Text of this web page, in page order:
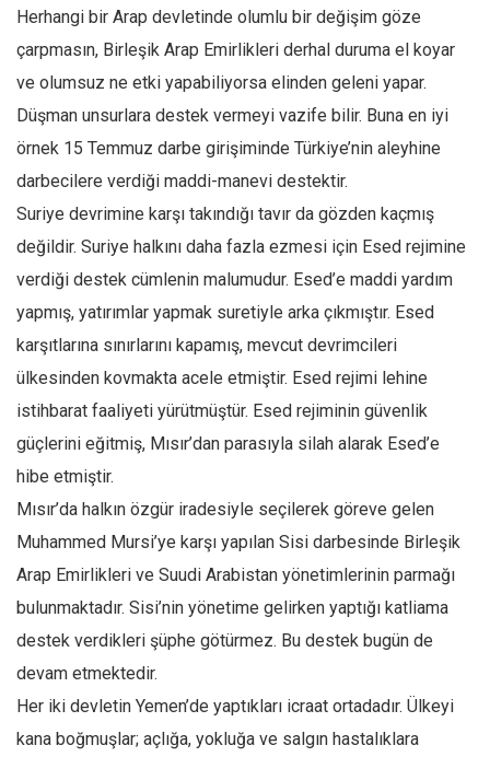
YouTube
Editörden
Mahmut Toptaş
Yvonne Ridley
Barış Tarımcıoğlu
Ömer Kayani
Yusuf Armağan
Hasanali Yıldırım
Leyla Şerif Emin
Selçuk Türkyılmaz
Mehmet Ali Tekin
Amina S. Jenenkovic
Bağdagül Öz
Esra Elönü
» Yazar arşivi
Bu Sayı
Herhangi bir Arap devletinde olumlu bir değişim göze
çarpmasın, Birleşik Arap Emirlikleri derhal duruma el koyar
ve olumsuz ne etki yapabiliyorsa elinden geleni yapar.
Düşman unsurlara destek vermeyi vazife bilir. Buna en iyi
örnek 15 Temmuz darbe girişiminde Türkiye’nin aleyhine
darbecilere verdiği maddi-manevi destektir.
Suriye devrimine karşı takındığı tavır da gözden kaçmış
değildir. Suriye halkını daha fazla ezmesi için Esed rejimine
verdiği destek cümlenin malumudur. Esed’e maddi yardım
yapmış, yatırımlar yapmak suretiyle arka çıkmıştır. Esed
karşıtlarına sınırlarını kapamış, mevcut devrimcileri
ülkesinden kovmakta acele etmiştir. Esed rejimi lehine
istihbarat faaliyeti yürütmüştür. Esed rejiminin güvenlik
güçlerini eğitmiş, Mısır’dan parasıyla silah alarak Esed’e
hibe etmiştir.
Mısır’da halkın özgür iradesiyle seçilerek göreve gelen
Muhammed Mursi’ye karşı yapılan Sisi darbesinde Birleşik
Arap Emirlikleri ve Suudi Arabistan yönetimlerinin parmağı
bulunmaktadır. Sisi’nin yönetime gelirken yaptığı katliama
destek verdikleri şüphe götürmez. Bu destek bugün de
devam etmektedir.
Her iki devletin Yemen’de yaptıkları icraat ortadadır. Ülkeyi
kana boğmuşlar; açlığa, yokluğa ve salgın hastalıklara